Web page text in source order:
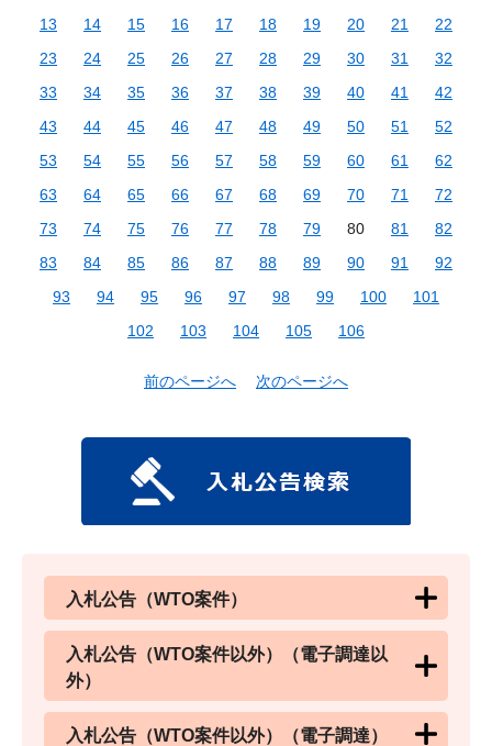
13
14 15 16 17 18 19 20 21
22
23
24 25 26 27 28 29 30 31
32
33
34 35 36 37 38 39 40 41
42
43
44 45 46 47 48 49 50 51
52
53
54 55 56 57 58 59 60 61
62
63
64 65 66 67 68 69 70 71
72
73
74 75 76 77 78 79 80 81
82
83
84 85 86 87 88 89 90 91
92
93
94 95 96 97 98 99 100
101
102
103 104 105 106
前のページへ 次のページへ
入札公告（WTO案件）
入札公告（WTO案件以外）（電子調達以
外）
入札公告（WTO案件以外）（電子調達）